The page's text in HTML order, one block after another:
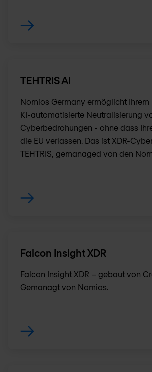
TEHTRIS AI
Nomios Germany ermöglicht Ihrem
KI-automatisierte Neutralisierung
Cyberbedrohungen - ohne dass
die EU verlassen. Das ist XDR-
TEHTRIS, gemanaged von den
Falcon Insight XDR
Falcon Insight XDR – gebaut von
Gemanagt von Nomios.